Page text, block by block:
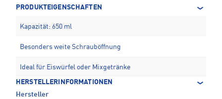
PRODUKTEIGENSCHAFTEN
Kapazität: 650 ml
Besonders weite Schrauböffnung
Ideal für Eiswürfel oder Mixgetränke
HERSTELLERINFORMATIONEN
Hersteller